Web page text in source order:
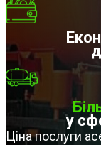
у
Ціна послуги